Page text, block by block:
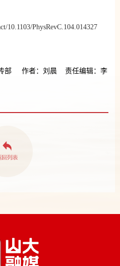
10.1103/PhysRevC.104.014327
传部 作者：刘晨 责任编辑：李